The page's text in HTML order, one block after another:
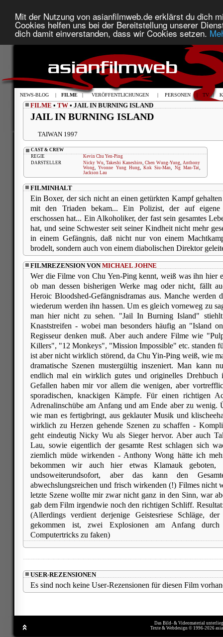
Mit der Nutzung von asianfilmweb.de erklärst du dich
Cookies helfen uns bei der Bereitstellung unserer
dich damit einverstanden, dass wir Cookies setzen.
NEWS-BLOG | FILME | VERÖFFENTLICHUNGEN | PERSONEN | TV |
FILME • TW • JAIL IN BURNING ISLAND
JAIL IN BURNING ISLAND
TAIWAN 1997
CAST & CREW
REGIE
Kevin Chu Yen-Ping
DARSTELLER
Nicky Wu, Takeshi Kaneshiro, Chen Wung-Yung, Anthony
Wong,Yvonne Yung Hung,Kok Siu-Man, Ng Man-Tat,
Jackson Lau
FILMINHALT
Ein Boxer, der sich nicht an einen getürkten Kampf
mit den Triaden bekam... Ein Polizist, der auf eigene
erschossen hat... Ein Alkoholiker, der fast sein gesamtes
hat, und seine Schwester seit seiner Kindheit nicht mehr
in einem Gefängnis, daß nicht nur von einem
brodelt, sondern auch von einem diabolischen Direktor
FILMREZENSION VONMICHAEL JOHNE
Wer die Filme von Chu Yen-Ping kennt, weiß was ihn hier
ob man dessen bisherigen Werke mag oder nicht, fällt
Heroic Bloodshed-Gefängnisdramas aus. Manche werden
wiederum werden ihn hassen. Um es gleich vorneweg zu
man hier nicht zu sehen. "Jail In Burning Island" stiehlt
Knaststreifen - wobei man besonders häufig an "Island
Regisseur denken muß. Aber auch andere Filme wie
Killers", "12 Monkeys", "Mission Impossible" etc. standen
ist aber nicht wirklich störend, da Chu Yin-Ping weiß, wie
dramatische Szenen mustergültig inszeniert. Man kann
endlich mal ein wirklich gutes und originelles Drehbuch
Gefallen haben mir vor allem die wenigen, aber
sporadischen, knackigen Kämpfe. Für einen richtigen
Adrenalinschübe am Anfang und am Ende aber zu wenig.
wie man es fertigbringt, aus geklauter Musik und
wirklich zu Herzen gehende Szenen zu schaffen -
geht eindeutig Nicky Wu als Sieger hervor. Aber auch
Lau, sowie eigentlich der gesamte Rest schlagen sich
ziemlich müde wirkenden - Anthony Wong hätte ich
bekommen wir auch hier etwas Klamauk
undsoweiterundsofort, aber das kann den
abwechslungsreichen und frisch wirkenden (!) Filmes nicht
letzte Szene wollte mir zwar nicht ganz in den Sinn, war
gab dem Film irgendwie noch den richtigen Schliff.
(Allerdings verdient derjenige Geistesriese Schläge,
gekommen ist, zwei Explosionen am Anfang durch
Computertricks zu faken)
USER-REZENSIONEN
Es sind noch keine User-Rezensionen für diesen Film
Das Bild- & Videomaterial
Texte & Webdesign © 1996-2026